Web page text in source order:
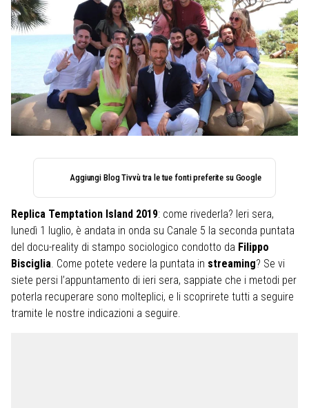
Aggiungi Blog Tivvù tra le tue fonti preferite su Google
Replica Temptation Island 2019: come rivederla? Ieri sera,
lunedì 1 luglio, è andata in onda su Canale 5 la seconda puntata
del docu-reality di stampo sociologico condotto da Filippo
Bisciglia. Come potete vedere la puntata in streaming? Se vi
siete persi l’appuntamento di ieri sera, sappiate che i metodi per
poterla recuperare sono molteplici, e li scoprirete tutti a seguire
tramite le nostre indicazioni a seguire.